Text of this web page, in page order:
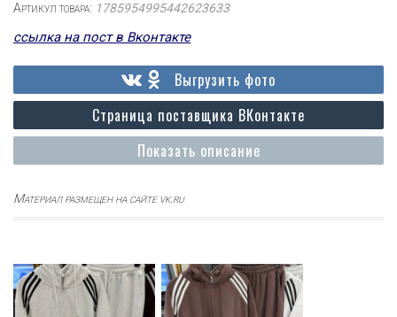
Артикул товара: 1785954995442623633
ссылка на пост в Вконтакте
Показать описание
Страница поставщика ВКонтакте
Выгрузить фото
Материал размещен на сайте vk.ru